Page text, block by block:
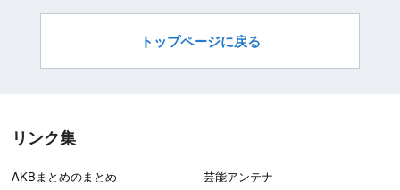
トップページに戻る
リンク集
AKBまとめのまとめ
芸能アンテナ